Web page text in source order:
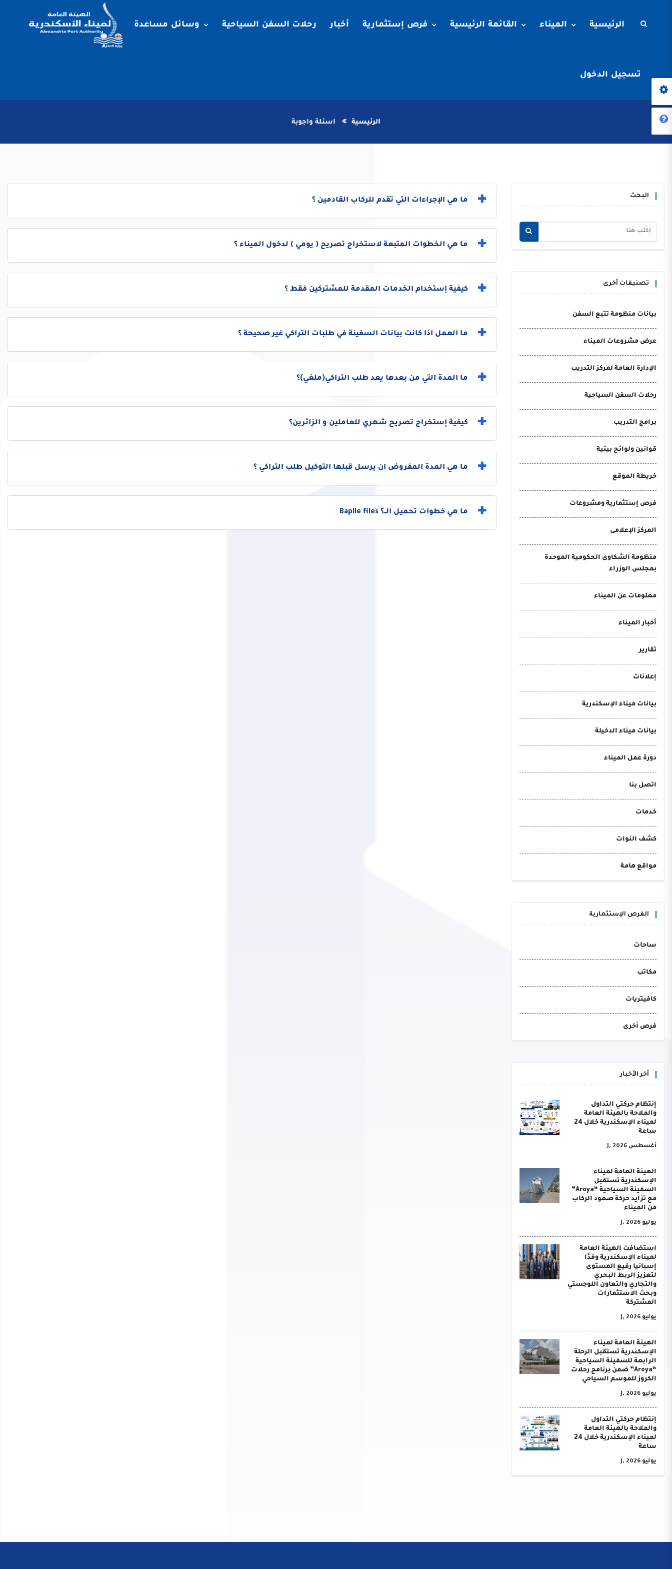
الرئيسية الميناء القائمة الرئيسية فرص إستثمارية أخبار رحلات السفن السياحية وسائل مساعدة
تسجيل الدخول
الرئيسية اسئلة واجوبة
البحث
تصنيفات أخرى
بيانات منظومة تتبع السفن
عرض مشروعات الميناء
الإدارة العامة لمركز التدريب
رحلات السفن السياحية
برامج التدريب
قوانين ولوائح بيئية
خريطة الموقع
فرص إستثمارية ومشروعات
المركز الإعلامى
منظومة الشكاوى الحكومية الموحدة
بمجلس الوزراء
معلومات عن الميناء
أخبار الميناء
تقارير
إعلانات
بيانات ميناء الإسكندرية
بيانات ميناء الدخيلة
دورة عمل الميناء
اتصل بنا
خدمات
كشف النوات
مواقع هامة
الفرص الإستثمارية
ساحات
مكاتب
كافيتريات
فرص أخرى
أخر الأخبار
إنتظام حركتي التداول
والملاحة بالهيئة العامة
لميناء الإسكندرية خلال 24
ساعة
أغسطس J, 2026
الهيئة العامة لميناء
الإسكندرية تستقبل
السفينة السياحية “Aroya”
مع تزايد حركة صعود الركاب
من الميناء
يوليو J, 2026
استضافت الهيئة العامة
لميناء الإسكندرية وفدًا
إسبانيا رفيع المستوى
لتعزيز الربط البحري
والتجاري والتعاون اللوجستي
وبحث الاستثمارات
المشتركة
يوليو J, 2026
الهيئة العامة لميناء
الإسكندرية تستقبل الرحلة
الرابعة للسفينة السياحية
“Aroya” ضمن برنامج رحلات
الكروز للموسم السياحي
يوليو J, 2026
إنتظام حركتي التداول
والملاحة بالهيئة العامة
لميناء الإسكندرية خلال 24
ساعة
يوليو J, 2026
ما هي الإجراءات التي تقدم للركاب القادمين ؟
ما هي الخطوات المتبعة لاستخراج تصريح ( يومي ) لدخول الميناء ؟
كيفية إستخدام الخدمات المقدمة للمشتركين فقط ؟
ما العمل اذا كانت بيانات السفينة في طلبات التراكي غير صحيحة ؟
ما المدة التي من بعدها يعد طلب التراكي(ملغي)؟
كيفية إستخراج تصريح شهري للعاملين و الزائرين؟
ما هي المدة المفروض ان يرسل قبلها التوكيل طلب التراكي ؟
ما هي خطوات تحميل الــ؟ Baplie files